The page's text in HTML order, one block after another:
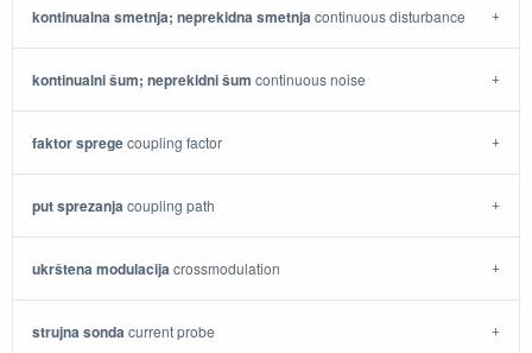
kontinualna smetnja; neprekidna smetnjacontinuous disturbance
kontinualni šum; neprekidni šum continuous noise
faktor spregecoupling factor
put sprezanjacoupling path
ukrštena modulacijacrossmodulation
strujna sondacurrent probe